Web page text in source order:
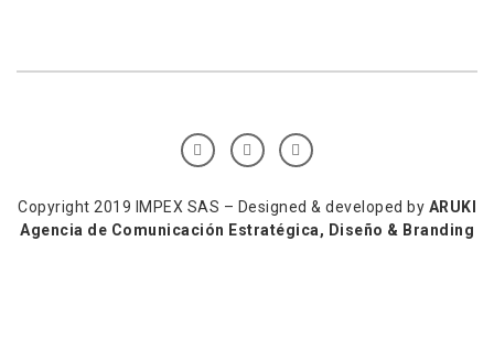
Copyright 2019 IMPEX SAS – Designed & developed by ARUKI
Agencia de Comunicación Estratégica, Diseño & Branding